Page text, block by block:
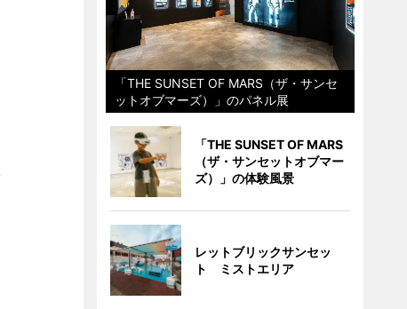
「THE SUNSET OF MARS（ザ・サンセ
ットオブマーズ）」のパネル展
「THE SUNSET OF MARS
（ザ・サンセットオブマー
ズ）」の体験風景
レットブリックサンセッ
ト ミストエリア